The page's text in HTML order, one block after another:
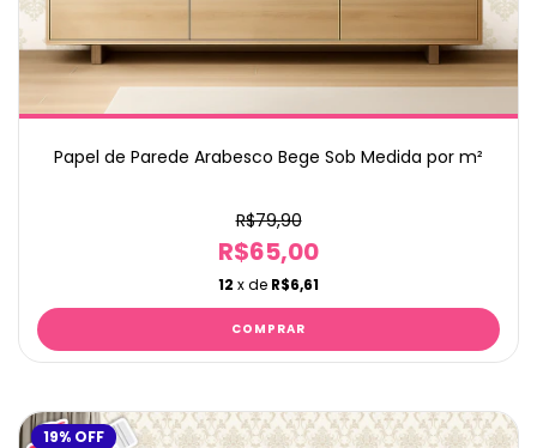
Papel de Parede Arabesco Bege Sob Medida por m²
R$79,90
R$65,00
12 x de R$6,61
19% OFF